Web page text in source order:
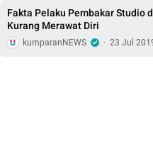
Fakta Pelaku Pembakar Studio
Kurang Merawat Diri
kumparanNEWS · 23 Jul